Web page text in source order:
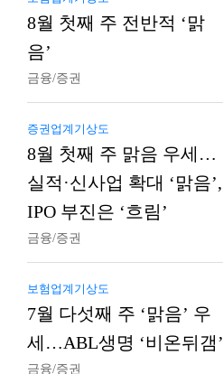
8월 첫째 주 전반적 ‘맑
음’
금융/증권
증권업계기상도
8월 첫째 주 맑음 우세…
실적·신사업 확대 ‘맑음’,
IPO 부진은 ‘흐림’
금융/증권
보험업계기상도
7월 다섯째 주 ‘맑음’ 우
세…ABL생명 ‘비온뒤갬’
금융/증권